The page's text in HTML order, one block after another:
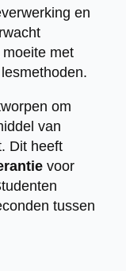
en
met
om
van
Dit heeft
voor
tussen